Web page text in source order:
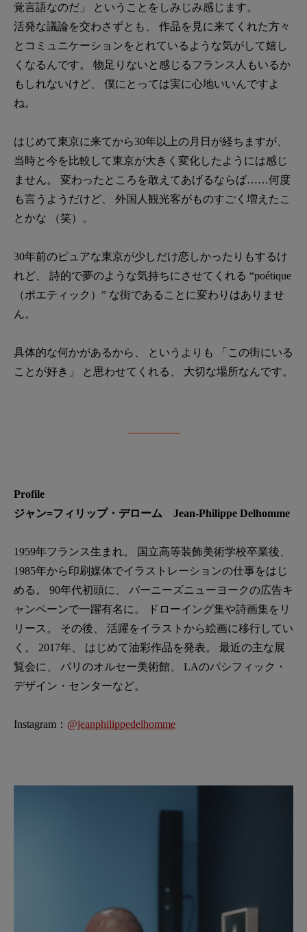
覚言語なのだ」 ということをしみじみ感じます。
活発な議論を交わさずとも、 作品を見に来てくれた方々
とコミュニケーションをとれているような気がして嬉し
くなるんです。 物足りないと感じるフランス人もいるか
もしれないけど、 僕にとっては実に心地いいんですよ
ね。
はじめて東京に来てから30年以上の月日が経ちますが、
当時と今を比較して東京が大きく変化したようには感じ
ません。 変わったところを敢えてあげるならば……何度
も言うようだけど、 外国人観光客がものすごく増えたこ
とかな （笑）。
30年前のピュアな東京が少しだけ恋しかったりもするけ
れど、 詩的で夢のような気持ちにさせてくれる “poétique
（ポエティック）” な街であることに変わりはありませ
ん。
具体的な何かがあるから、 というよりも 「この街にいる
ことが好き」 と思わせてくれる、 大切な場所なんです。
Profile
ジャン=フィリップ・デローム Jean-Philippe Delhomme
1959年フランス生まれ。 国立高等装飾美術学校卒業後、
1985年から印刷媒体でイラストレーションの仕事をはじ
める。 90年代初頭に、 バーニーズニューヨークの広告キ
ャンペーンで一躍有名に。 ドローイング集や詩画集をリ
リース。 その後、 活躍をイラストから絵画に移行してい
く。 2017年、 はじめて油彩作品を発表。 最近の主な展
覧会に、 パリのオルセー美術館、 LAのパシフィック・
デザイン・センターなど。
Instagram： @jeanphilippedelhomme